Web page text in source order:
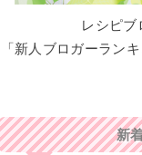
レシピブ
「新人ブロガーラン
新